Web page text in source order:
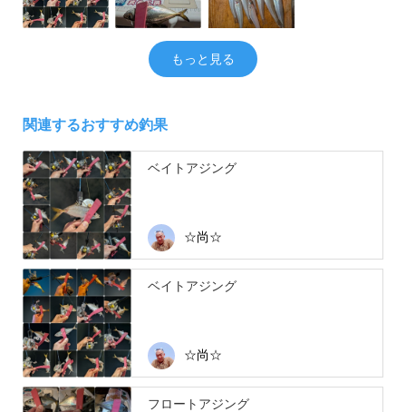
もっと見る
関連するおすすめ釣果
ベイトアジング
☆尚☆
ベイトアジング
☆尚☆
フロートアジング